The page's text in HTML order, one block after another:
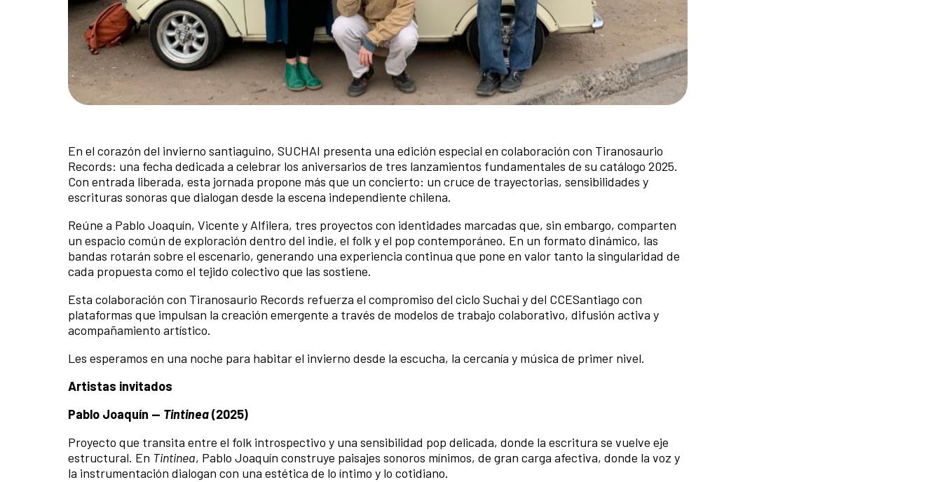
En el corazón del invierno santiaguino, SUCHAI presenta una edición especial en colaboración con Tiranosaurio
Records: una fecha dedicada a celebrar los aniversarios de tres lanzamientos fundamentales de su catálogo 2025.
Con entrada liberada, esta jornada propone más que un concierto: un cruce de trayectorias, sensibilidades y
escrituras sonoras que dialogan desde la escena independiente chilena.
Reúne a Pablo Joaquín, Vicente y Alfilera, tres proyectos con identidades marcadas que, sin embargo, comparten
un espacio común de exploración dentro del indie, el folk y el pop contemporáneo. En un formato dinámico, las
bandas rotarán sobre el escenario, generando una experiencia continua que pone en valor tanto la singularidad de
cada propuesta como el tejido colectivo que las sostiene.
Esta colaboración con Tiranosaurio Records refuerza el compromiso del ciclo Suchai y del CCESantiago con
plataformas que impulsan la creación emergente a través de modelos de trabajo colaborativo, difusión activa y
acompañamiento artístico.
Les esperamos en una noche para habitar el invierno desde la escucha, la cercanía y música de primer nivel.
Artistas invitados
Pablo Joaquín — Tintinea(2025)
Proyecto que transita entre el folk introspectivo y una sensibilidad pop delicada, donde la escritura se vuelve eje
estructural. En Tintinea, Pablo Joaquín construye paisajes sonoros mínimos, de gran carga afectiva, donde la voz y
la instrumentación dialogan con una estética de lo íntimo y lo cotidiano.